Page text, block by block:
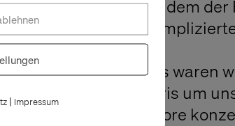
alle Beteiligten, in dem der
gradlinigen,
Design lag.
Anfang des Jahres waren
gemeinsam in Paris um
den Stil für den Store
| Impressum